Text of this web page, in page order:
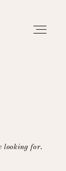
looking for.